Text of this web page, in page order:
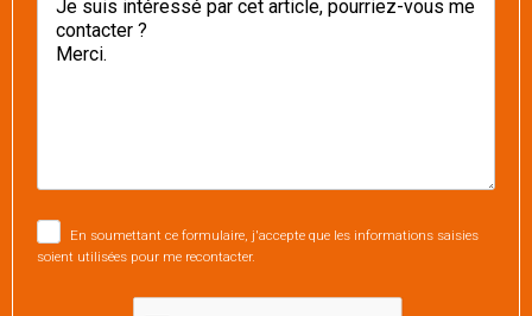
En soumettant ce formulaire, j'accepte que les informations saisies
soient utilisées pour me recontacter.